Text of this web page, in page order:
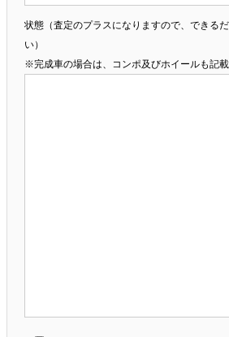
状態（査定のプラスになりますので、できる
い）
※完成車の場合は、コンポ及びホイールも記